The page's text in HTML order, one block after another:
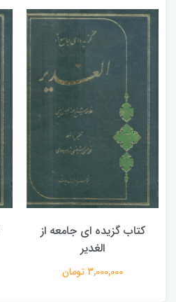
کتاب گزیده ای جامعه از
الغدیر
3,000,000 تومان